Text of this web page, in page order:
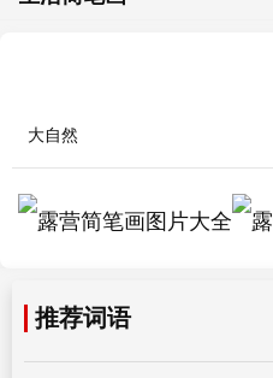
大自然
推荐词语